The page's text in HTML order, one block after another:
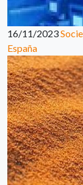
16/11/2023
España